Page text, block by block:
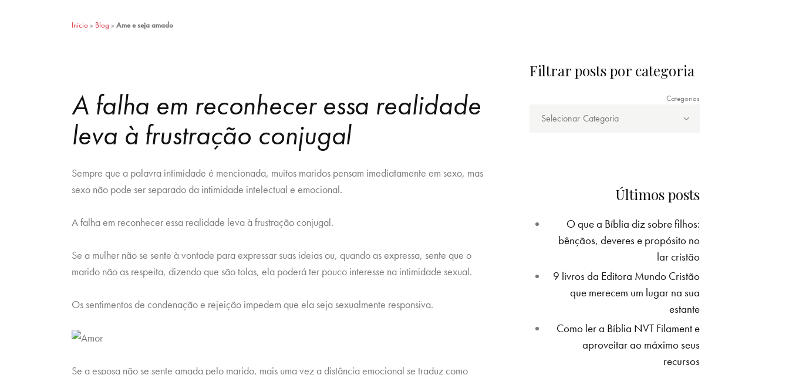
Início » Blog » Ame e seja amado
A falha em reconhecer essa realidade
leva à frustração conjugal
Sempre que a palavra intimidade é mencionada, muitos maridos pensam imediatamente em sexo, mas
sexo não pode ser separado da intimidade intelectual e emocional.
A falha em reconhecer essa realidade leva à frustração conjugal.
Se a mulher não se sente à vontade para expressar suas ideias ou, quando as expressa, sente que o
marido não as respeita, dizendo que são tolas, ela poderá ter pouco interesse na intimidade sexual.
Os sentimentos de condenação e rejeição impedem que ela seja sexualmente responsiva.
Se a esposa não se sente amada pelo marido, mais uma vez a distância emocional se traduz como
Filtrar posts por categoria
Categorias
Últimos posts
O que a Bíblia diz sobre filhos:
bênçãos, deveres e propósito no
lar cristão
9 livros da Editora Mundo Cristão
que merecem um lugar na sua
estante
Como ler a Bíblia NVT Filament e
aproveitar ao máximo seus
recursos